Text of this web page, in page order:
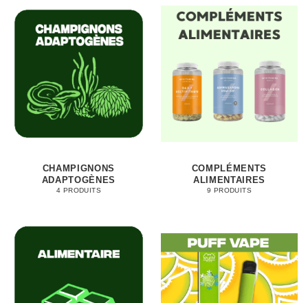
CHAMPIGNONS
ADAPTOGÈNES
4 PRODUITS
COMPLÉMENTS
ALIMENTAIRES
9 PRODUITS